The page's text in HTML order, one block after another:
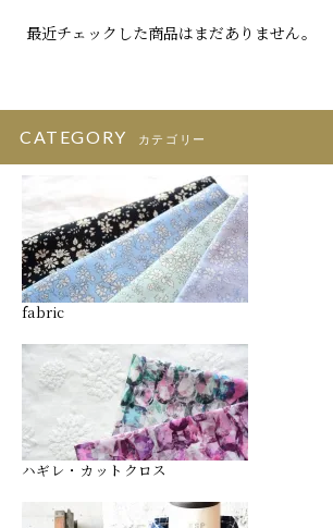
最近チェックした商品はまだありません。
CATEGORY カテゴリー
fabric
ハギレ・カットクロス